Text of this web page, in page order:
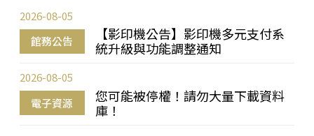
館務公告
【影印機公告】影印機多元支付系
統升級與功能調整通知
2026-08-05
電子資源
您可能被停權！請勿大量下載資料
庫！
2026-08-05